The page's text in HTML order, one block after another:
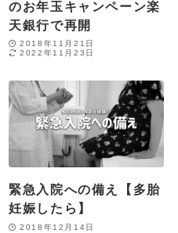
のお年玉キャンペーン楽
天銀行で再開
2018年11月21日
2022年11月23日
緊急入院への備え【多胎
妊娠したら】
2018年12月14日